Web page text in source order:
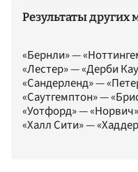
Результаты других
«Бернли» —
«Лестер» — «Дерби
«Сандерленд» —
«Саутгемптон» —
«Уотфорд» —
«Халл Сити» —